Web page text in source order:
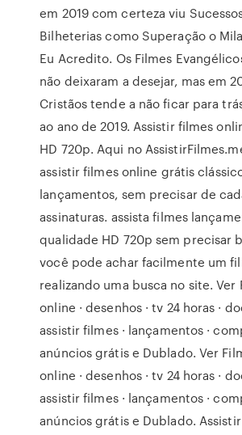
em 2019 com certeza viu
Bilheterias como Superação o
Eu Acredito. Os Filmes
não deixaram a desejar, mas em
Cristãos tende a não ficar para
ao ano de 2019. Assistir filmes
HD 720p. Aqui no
assistir filmes online grátis
lançamentos, sem precisar de
assinaturas. assista filmes
qualidade HD 720p sem precisar
você pode achar facilmente um
realizando uma busca no site. Ver
online · desenhos · tv 24 horas ·
assistir filmes · lançamentos ·
anúncios grátis e Dublado. Ver
online · desenhos · tv 24 horas ·
assistir filmes · lançamentos ·
anúncios grátis e Dublado.